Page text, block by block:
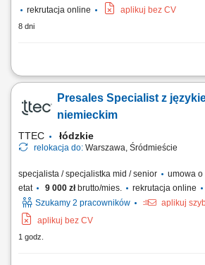
rekrutacja online aplikuj bez CV
8 dni
Opis stanowiska rozwijanie sprzedaży i
sprzedaży od pierwszego kontaktu do
klientami oraz bieżąca obsługa współpracy;
Presales Specialist z
niemieckim
TTEC łódzkie
relokacja do: Warszawa, Śródmieście
specjalista / specjalistka mid / senior umowa o
etat
9 000 złbrutto/mies.
rekrutacja online
Szukamy 2 pracowników
aplikuj
aplikuj bez CV
1 godz.